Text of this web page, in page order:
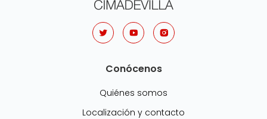
Conócenos
Quiénes somos
Localización y contacto